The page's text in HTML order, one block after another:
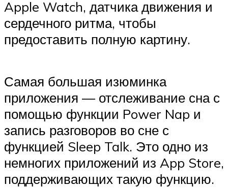
Apple Watch, датчика движения и
сердечного ритма, чтобы
предоставить полную картину.
Самая большая изюминка
приложения — отслеживание сна с
помощью функции Power Nap и
запись разговоров во сне с
функцией Sleep Talk. Это одно из
немногих приложений из App Store,
поддерживающих такую ​​функцию.